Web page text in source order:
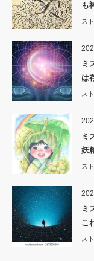
も
ス
ミ
は
ス
ミ
妖
ス
ミ
こ
ス